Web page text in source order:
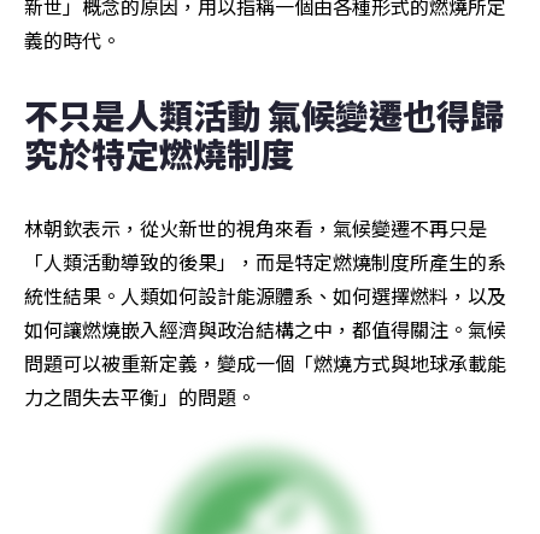
新世」概念的原因，用以指稱一個由各種形式的燃燒所定
義的時代。
不只是人類活動 氣候變遷也得歸
究於特定燃燒制度
林朝欽表示，從火新世的視角來看，氣候變遷不再只是
「人類活動導致的後果」，而是特定燃燒制度所產生的系
統性結果。人類如何設計能源體系、如何選擇燃料，以及
如何讓燃燒嵌入經濟與政治結構之中，都值得關注。氣候
問題可以被重新定義，變成一個「燃燒方式與地球承載能
力之間失去平衡」的問題。